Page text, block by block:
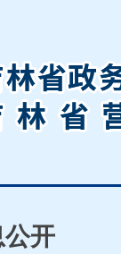
开